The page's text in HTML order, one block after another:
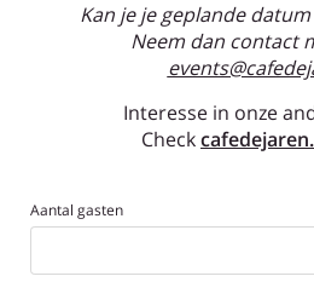
Kan je je geplande
Neem dan contact
Interesse in onze
Check
Aantal gasten